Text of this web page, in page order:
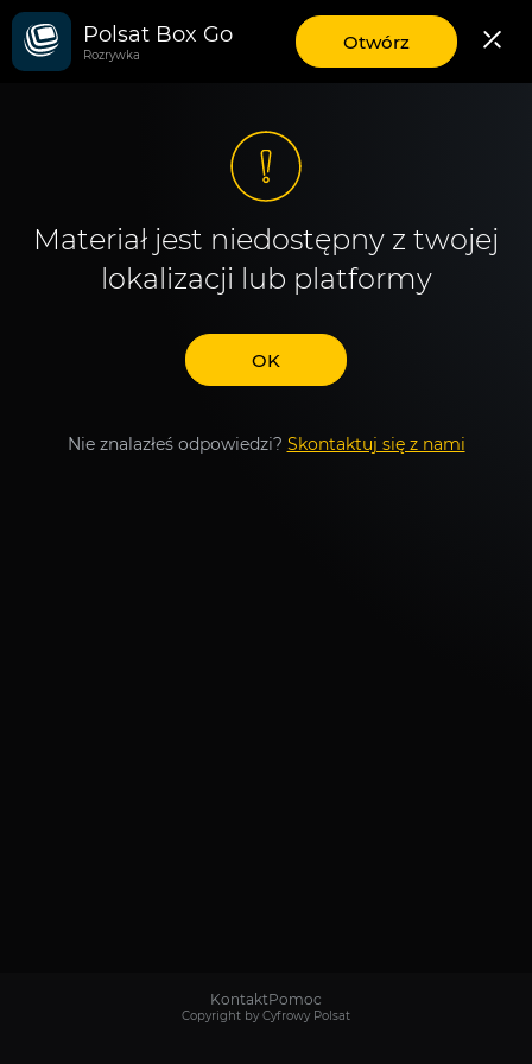
Polsat Box Go
Rozrywka
Otwórzaplikację
mobilną
Polsat
Materiał jest niedostępny z twojej
lokalizacji lub platformy
OK
Nie znalazłeś odpowiedzi? Skontaktuj się z nami
KontaktPomoc
Copyright by Cyfrowy Polsat